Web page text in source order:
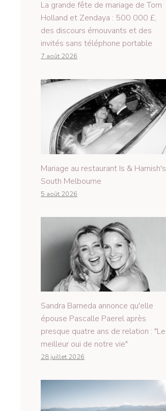
La grande fête de mariage de Tom
Holland et Zendaya : 500 000 £,
des discours émouvants et des
invités sans téléphone portable
7 août 2026
Mariage au restaurant Is & Hamish's
South Melbourne
5 août 2026
Sandra Barneda annonce qu'elle
épouse Pascalle Paerel après
presque quatre ans de relation : "Le
meilleur oui de notre vie"
28 juillet 2026